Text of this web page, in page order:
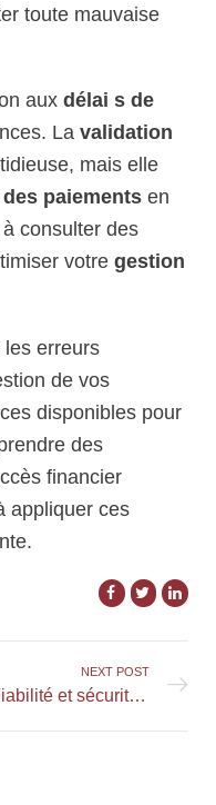
toute mauvaise
aux délai s de
La validation
mais elle
paiements en
consulter des
votre gestion
les erreurs
de vos
disponibles pour
des
financier
appliquer ces
NEXT POST
Fiabilité et sécurité des transactions avec Europe Fortuna